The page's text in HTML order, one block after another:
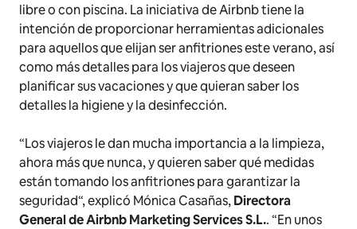
libre o con piscina. La iniciativa de Airbnb tiene la
intención de proporcionar herramientas adicionales
para aquellos que elijan ser anfitriones este verano, así
como más detalles para los viajeros que deseen
planificar sus vacaciones y que quieran saber los
detalles la higiene y la desinfección.
“Los viajeros le dan mucha importancia a la limpieza,
ahora más que nunca, y quieren saber qué medidas
están tomando los anfitriones para garantizar la
seguridad“, explicó Mónica Casañas,Directora
General de Airbnb Marketing Services S.L.. “En unos